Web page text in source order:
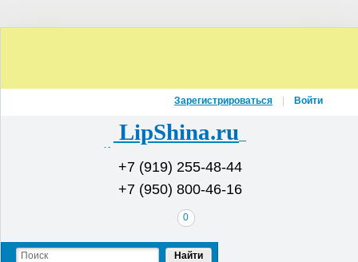
LipShina.ru
Интернет-магазин шин и дисков
+7 (919) 255-48-44
+7 (950) 800-46-16
В
вашей
корзине
0
Найти
Зарегистрироваться Войти